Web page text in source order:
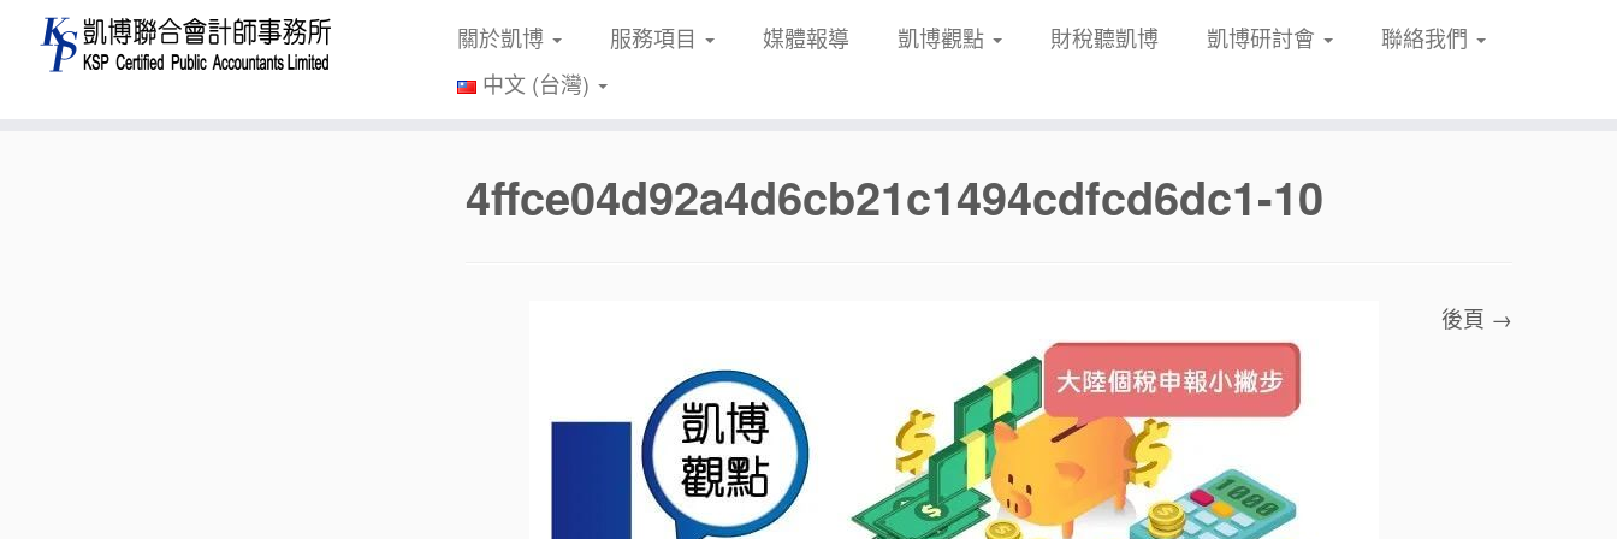
關於凱博 服務項目 媒體報導 凱博觀點 財稅聽凱博 凱博研討會
聯絡我們
中文 (台灣)
4ffce04d92a4d6cb21c1494cdfcd6dc1-10
後頁 →